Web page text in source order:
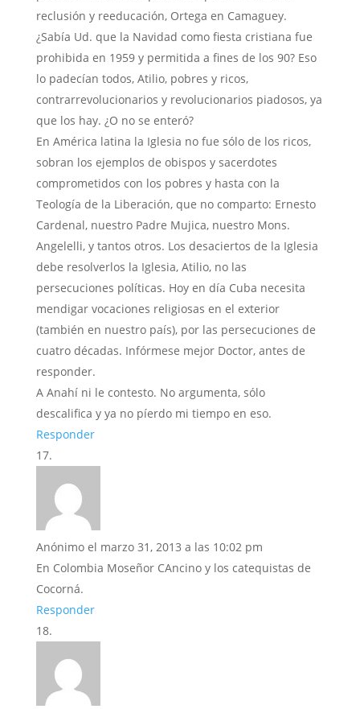
reclusión y reeducación, Ortega en Camaguey.
¿Sabía Ud. que la Navidad como fiesta cristiana fue
prohibida en 1959 y permitida a fines de los 90? Eso
lo padecían todos, Atilio, pobres y ricos,
contrarrevolucionarios y revolucionarios piadosos, ya
que los hay. ¿O no se enteró?
En América latina la Iglesia no fue sólo de los ricos,
sobran los ejemplos de obispos y sacerdotes
comprometidos con los pobres y hasta con la
Teología de la Liberación, que no comparto: Ernesto
Cardenal, nuestro Padre Mujica, nuestro Mons.
Angelelli, y tantos otros. Los desaciertos de la Iglesia
debe resolverlos la Iglesia, Atilio, no las
persecuciones políticas. Hoy en día Cuba necesita
mendigar vocaciones religiosas en el exterior
(también en nuestro país), por las persecuciones de
cuatro décadas. Infórmese mejor Doctor, antes de
responder.
A Anahí ni le contesto. No argumenta, sólo
descalifica y ya no píerdo mi tiempo en eso.
Responder
Anónimo el marzo 31, 2013 a las 10:02 pm
En Colombia Moseñor CAncino y los catequistas de
Cocorná.
Responder